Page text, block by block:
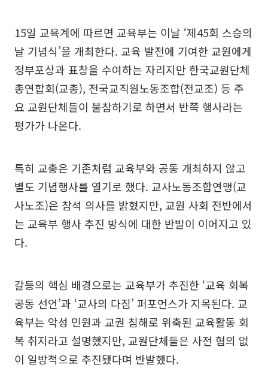
15일 교육계에 따르면 교육부는 이날 ‘제45회 스승의
날 기념식’을 개최한다. 교육 발전에 기여한 교원에게
정부포상과 표창을 수여하는 자리지만 한국교원단체
총연합회(교총), 전국교직원노동조합(전교조) 등 주
요 교원단체들이 불참하기로 하면서 반쪽 행사라는
평가가 나온다.
특히 교총은 기존처럼 교육부와 공동 개최하지 않고
별도 기념행사를 열기로 했다. 교사노동조합연맹(교
사노조)은 참석 의사를 밝혔지만, 교원 사회 전반에서
는 교육부 행사 추진 방식에 대한 반발이 이어지고 있
다.
갈등의 핵심 배경으로는 교육부가 추진한 ‘교육 회복
공동 선언’과 ‘교사의 다짐’ 퍼포먼스가 지목된다. 교
육부는 악성 민원과 교권 침해로 위축된 교육활동 회
복 취지라고 설명했지만, 교원단체들은 사전 협의 없
이 일방적으로 추진됐다며 반발했다.